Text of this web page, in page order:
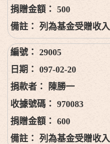
500
列為基金受贈收入
29005
097-02-20
陳勝一
970083
600
列為基金受贈收入